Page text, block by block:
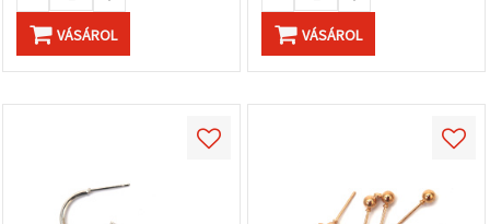
VÁSÁROL VÁSÁROL